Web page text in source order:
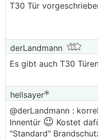
T30 Tür
derLandmann
Es gibt auch T30
hellsayer
@derLandmann :
Innentür 😉 Kostet
"Standard"